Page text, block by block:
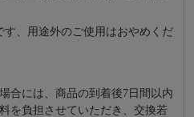
、⽤途外のご使⽤はおやめくだ
合には、商品の到着後7日間以内
を負担させていただき、交換若